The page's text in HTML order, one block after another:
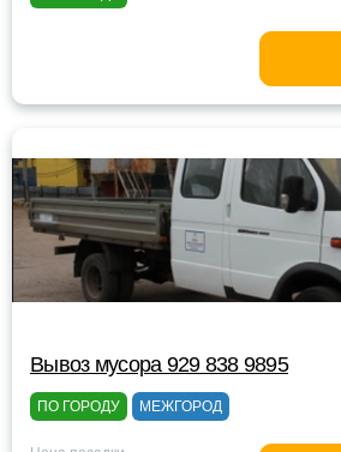
Вывоз мусора 929 838 9895
ПО ГОРОДУ МЕЖГОРОД